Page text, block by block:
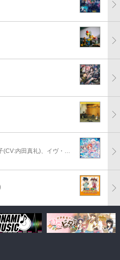
安部菜々(CV:三宅麻理恵)、神崎蘭子(CV:内田真礼)、イヴ・サンタクロース(CV:松永あかね)